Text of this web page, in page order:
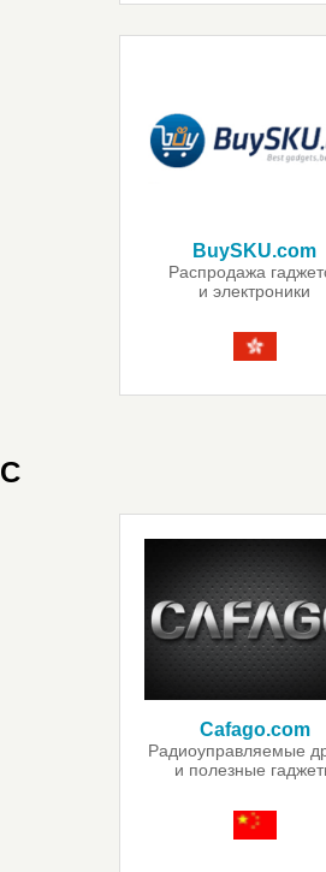
BuySKU.com
Распродажа
и электроники
C
Cafago.com
Радиоуправляемые
и полезные